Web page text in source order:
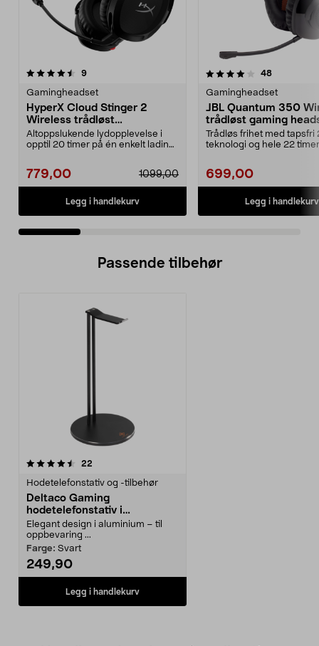
9anmeldelser
Gamingheadset
HyperX Cloud Stinger 2
Wireless trådløst
gamingheadset
Altoppslukende lydopplevelse i
opptil 20 timer på én enkelt lading.
779,00 1099,00
Legg i handlekurv
4.0 av 5 stjerner 48
Gamingheadset
JBL Quantum 350
trådløst gaming
Trådløs frihet med tapsfri
teknologi og hele 22
699,00
Legg i handlekurv
4.0 av 5 stjerner
Passende tilbehør
22
Hodetelefonstativ og -tilbehør
Deltaco Gaming
hodetelefonstativ i
aluminium, GAM-070
Elegant design i aluminium – til
oppbevaring ...
Farge: Svart
249,90
Legg i handlekurv